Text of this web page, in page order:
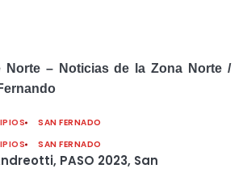
Norte – Noticias de la Zona Norte /
SAN FERNADO
SAN FERNADO
, PASO 2023, San